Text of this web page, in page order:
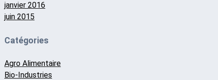
janvier 2016
juin 2015
Catégories
Agro Alimentaire
Bio-Industries